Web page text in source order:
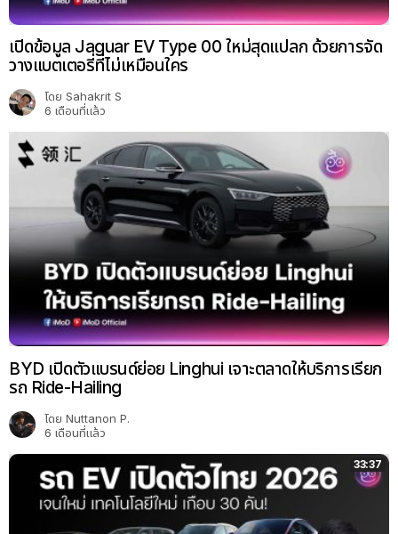
เปิดข้อมูล Jaguar EV Type 00 ใหม่สุดแปลก ด้วยการจัด
วางแบตเตอรี่ที่ไม่เหมือนใคร
โดย Sahakrit S
6 เดือนที่แล้ว
BYD เปิดตัวแบรนด์ย่อย Linghui เจาะตลาดให้บริการเรียก
รถ Ride-Hailing
โดย Nuttanon P.
6 เดือนที่แล้ว
33:37